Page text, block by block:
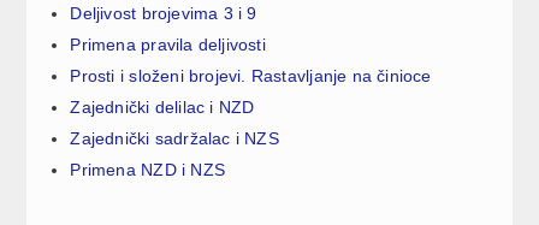
Deljivost brojevima 3 i 9
Primena pravila deljivosti
Prosti i složeni brojevi. Rastavljanje na činioce
Zajednički delilac i NZD
Zajednički sadržalac i NZS
Primena NZD i NZS